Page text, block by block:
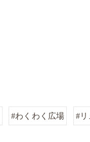
#わくわく広場 #リ